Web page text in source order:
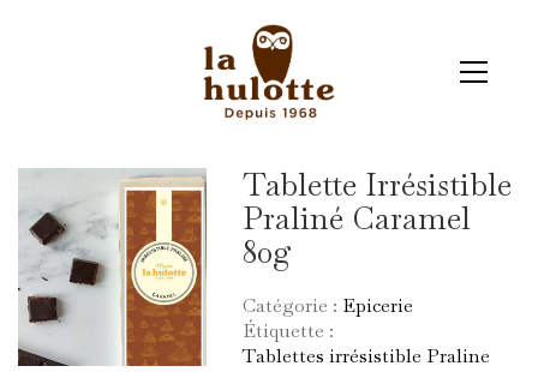
Tablette Irrésistible
Praliné Caramel
80g
Catégorie : Epicerie
Étiquette :
Tablettes irrésistible Praline